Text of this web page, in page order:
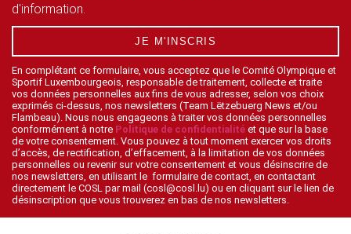
d'information.
JE M'INSCRIS
En complétant ce formulaire, vous acceptez que le Comité Olympique et
Sportif Luxembourgeois, responsable de traitement, collecte et traite
vos données personnelles aux fins de vous adresser, selon vos choix
exprimés ci-dessus, nos newsletters (Team Lëtzebuerg News et/ou
Flambeau). Nous nous engageons à traiter vos données personnelles
conformément à notre Politique de confidentialité et que sur la base
de votre consentement. Vous pouvez à tout moment exercer vos droits
d’accès, de rectification, d’effacement, à la limitation de vos données
personnelles ou revenir sur votre consentement et vous désinscrire de
nos newsletters, en utilisant le formulaire de contact, en contactant
directement le COSL par mail (cosl@cosl.lu) ou en cliquant sur le lien de
désinscription que vous trouverez en bas de nos newsletters.